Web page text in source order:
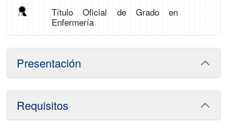
Título Oficial de Grado en
Enfermería
Presentación
Requisitos